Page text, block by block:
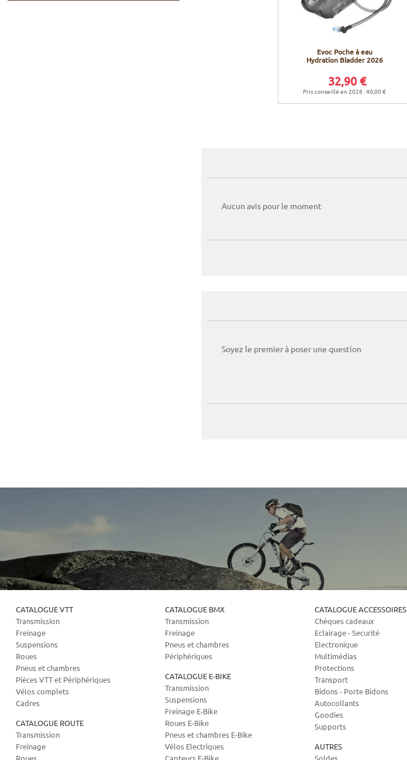
Evoc Poche à eau
Hydration Bladder 2026
32,90 €
Prix conseillé en 2026 : 40,00 €
Aucun avis pour le moment
Soyez le premier à poser une question
CATALOGUE VTT
Transmission
Freinage
Suspensions
Roues
Pneus et chambres
Pièces VTT et Périphériques
Vélos complets
Cadres
CATALOGUE ROUTE
Transmission
Freinage
Roues
CATALOGUE BMX
Transmission
Freinage
Pneus et chambres
Périphériques
CATALOGUE E-BIKE
Transmission
Suspensions
Freinage E-Bike
Roues E-Bike
Pneus et chambres E-Bike
Vélos Electriques
Capteurs E-Bike
CATALOGUE ACCESSOIRES
Chèques cadeaux
Eclairage - Securité
Electronique
Multimédias
Protections
Transport
Bidons - Porte Bidons
Autocollants
Goodies
Supports
AUTRES
Soldes